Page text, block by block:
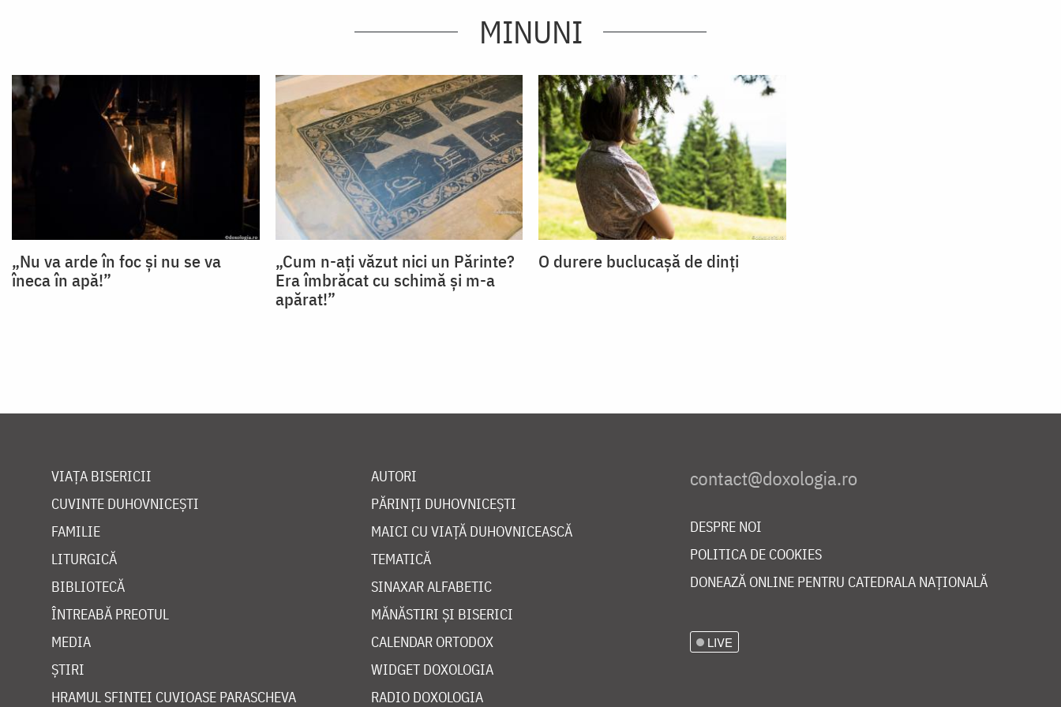
MINUNI
„Nu va arde în foc și nu se va
îneca în apă!”
„Cum n-ați văzut nici un Părinte?
Era îmbrăcat cu schimă și m-a
apărat!”
O durere buclucașă de dinți
VIAȚA BISERICII
CUVINTE DUHOVNICEȘTI
FAMILIE
LITURGICĂ
BIBLIOTECĂ
ÎNTREABĂ PREOTUL
MEDIA
ȘTIRI
HRAMUL SFINTEI CUVIOASE PARASCHEVA
AUTORI
PĂRINȚI DUHOVNICEȘTI
MAICI CU VIAȚĂ DUHOVNICEASCĂ
TEMATICĂ
SINAXAR ALFABETIC
MĂNĂSTIRI ȘI BISERICI
CALENDAR ORTODOX
WIDGET DOXOLOGIA
RADIO DOXOLOGIA
DESPRE NOI
POLITICA DE COOKIES
DONEAZĂ ONLINE PENTRU CATEDRALA NAȚIONALĂ
LIVE